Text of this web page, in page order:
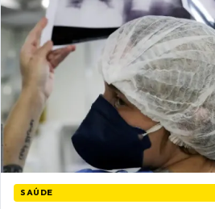
SAÚDE